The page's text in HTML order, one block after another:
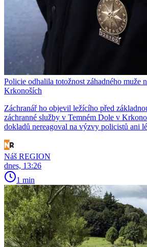
Policie odhalila totožnost záhadného muže
Krkonoších
Záchranář ho objevil ležícího před
záchranné služby v Temném Dole v
dokladů nereagoval na výzvy policistů ani
Náš REGION
dnes, 13:26
1 min